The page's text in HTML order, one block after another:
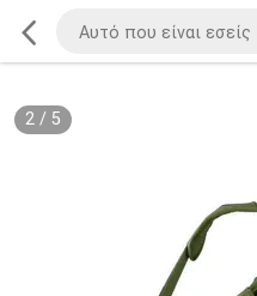
2/ 5